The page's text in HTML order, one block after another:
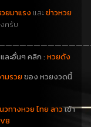
ยมาแรง และข่าวหวย
ครับ
และอื่นๆ คลิก : หวยดัง
มรวยของ หวยงวดนี้
วทางหวย ไทย ลาวเข้า